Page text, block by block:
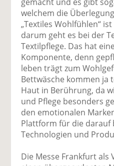
welchem die
„Textiles Wohlfühlen“
darum geht es bei der
Textilpflege. Das hat
Komponente, denn
leben trägt zum
Bettwäsche kommen ja
Haut in Berührung, da
und Pflege besonders
den emotionalen
Plattform für die darauf
Technologien und
Die Messe Frankfurt als